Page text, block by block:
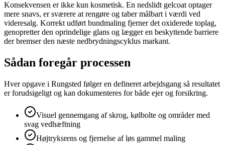
Konsekvensen er ikke kun kosmetisk. En nedslidt gelcoat optager
mere snavs, er sværere at rengøre og taber målbart i værdi ved
videresalg. Korrekt udført bundmaling fjerner det oxiderede toplag,
genopretter den oprindelige glans og lægger en beskyttende barriere
der bremser den næste nedbrydningscyklus markant.
Sådan foregår processen
Hver opgave i Rungsted følger en defineret arbejdsgang så resultatet
er forudsigeligt og kan dokumenteres for både ejer og forsikring.
Visuel gennemgang af skrog, kølbolte og områder med
svag vedhæftning
Højtryksrens og fjernelse af løs gammel maling